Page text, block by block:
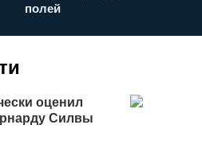
полей
оценил
Силвы